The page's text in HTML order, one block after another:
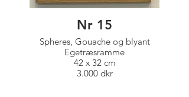
Nr 15
Spheres, Gouache og blyant
Egetræsramme
42 x 32 cm
3.000 dkr